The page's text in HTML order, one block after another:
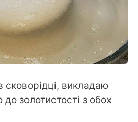
сковорідці, викладаю
золотистості з обох